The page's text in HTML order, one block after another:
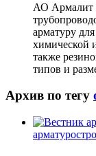
АО Армалит
арматуру
химической
также
типов и
Архив по тегу